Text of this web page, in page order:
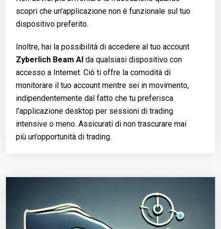
scopri che un'applicazione non è funzionale sul tuo
dispositivo preferito.
Inoltre, hai la possibilità di accedere al tuo account
Zyberlich Beam AI da qualsiasi dispositivo con
accesso a Internet. Ciò ti offre la comodità di
monitorare il tuo account mentre sei in movimento,
indipendentemente dal fatto che tu preferisca
l'applicazione desktop per sessioni di trading
intensive o meno. Assicurati di non trascurare mai
più un'opportunità di trading.